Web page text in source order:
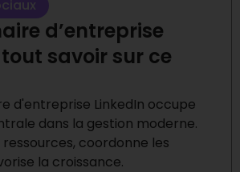
d’entreprise
savoir sur ce
d'entreprise LinkedIn occupe
dans la gestion moderne.
ressources, coordonne les
la croissance.